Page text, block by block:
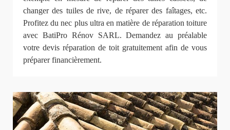
changer des tuiles de rive, de réparer des faîtages, etc.
Profitez du nec plus ultra en matière de réparation toiture
avec BatiPro Rénov SARL. Demandez au préalable
votre devis réparation de toit gratuitement afin de vous
préparer financièrement.